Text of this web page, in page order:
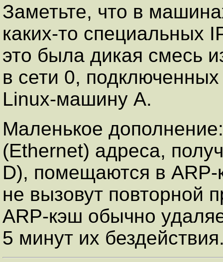
Заметьте, что в
каких-то специальных
это была дикая смесь
в сети 0,
Linux-машину A.
Маленькое
(Ethernet) адреса,
D), помещаются в
не вызовут повторной
ARP-кэш обычно
5 минут их